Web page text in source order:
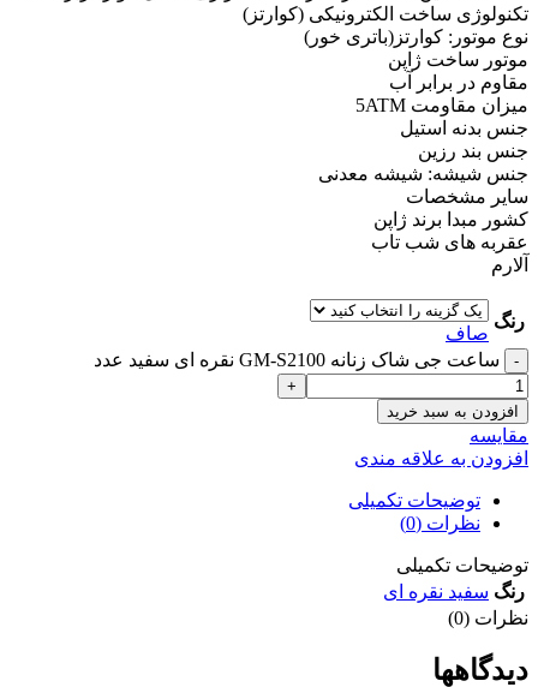
تکنولوژی ساخت الکترونیکی (کوارتز)
نوع موتور: کوارتز(باتری خور)
موتور ساخت ژاپن
مقاوم در برابر آب
میزان مقاومت 5ATM
جنس بدنه استیل
جنس بند رزین
جنس شیشه: شیشه معدنی
ساير مشخصات
کشور مبدا برند ژاپن
عقربه های شب تاب
آلارم
رنگ
صاف
ساعت جی شاک زنانه GM-S2100 نقره ای سفید عدد
افزودن به سبد خرید
مقايسه
افزودن به علاقه مندی
توضیحات تکمیلی
نظرات (0)
توضیحات تکمیلی
رنگ سفید نقره ای
نظرات (0)
دیدگاهها